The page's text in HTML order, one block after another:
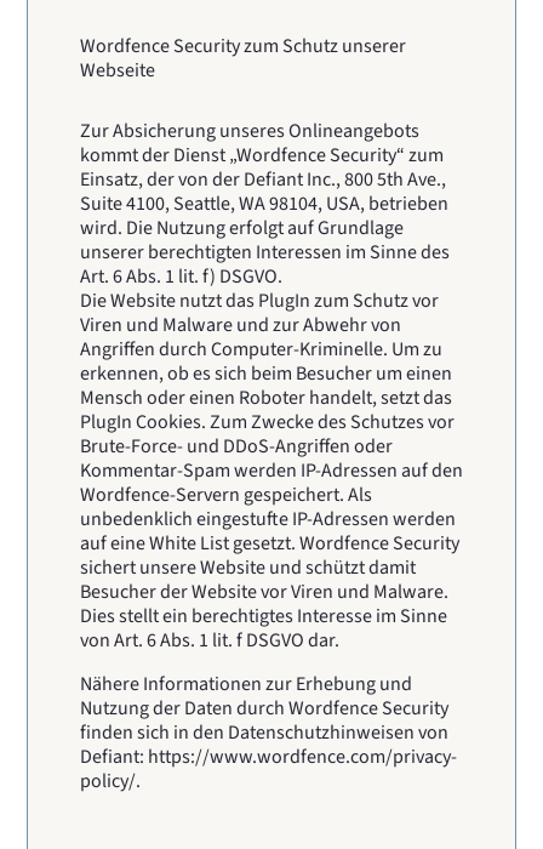
Wordfence Security zum Schutz unserer
Webseite
Zur Absicherung unseres Onlineangebots
kommt der Dienst „Wordfence Security“ zum
Einsatz, der von der Defiant Inc., 800 5th Ave.,
Suite 4100, Seattle, WA 98104, USA, betrieben
wird. Die Nutzung erfolgt auf Grundlage
unserer berechtigten Interessen im Sinne des
Art. 6 Abs. 1 lit. f) DSGVO.
Die Website nutzt das PlugIn zum Schutz vor
Viren und Malware und zur Abwehr von
Angriffen durch Computer-Kriminelle. Um zu
erkennen, ob es sich beim Besucher um einen
Mensch oder einen Roboter handelt, setzt das
PlugIn Cookies. Zum Zwecke des Schutzes vor
Brute-Force- und DDoS-Angriffen oder
Kommentar-Spam werden IP-Adressen auf den
Wordfence-Servern gespeichert. Als
unbedenklich eingestufte IP-Adressen werden
auf eine White List gesetzt. Wordfence Security
sichert unsere Website und schützt damit
Besucher der Website vor Viren und Malware.
Dies stellt ein berechtigtes Interesse im Sinne
von Art. 6 Abs. 1 lit. f DSGVO dar.
Nähere Informationen zur Erhebung und
Nutzung der Daten durch Wordfence Security
finden sich in den Datenschutzhinweisen von
Defiant: https://www.wordfence.com/privacy-
policy/.